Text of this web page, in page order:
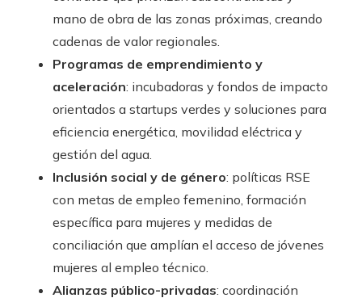
mano de obra de las zonas próximas, creando
cadenas de valor regionales.
Programas de emprendimiento y
aceleración: incubadoras y fondos de impacto
orientados a startups verdes y soluciones para
eficiencia energética, movilidad eléctrica y
gestión del agua.
Inclusión social y de género: políticas RSE
con metas de empleo femenino, formación
específica para mujeres y medidas de
conciliación que amplían el acceso de jóvenes
mujeres al empleo técnico.
Alianzas público-privadas: coordinación